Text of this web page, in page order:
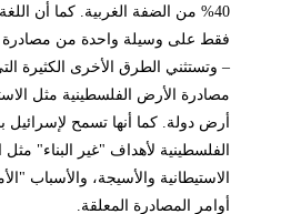
40% من الضفة الغربية. كما أن
فقط على وسيلة واحدة من مصادرة
– وتستثني الطرق الأخرى الكثيرة
مصادرة الأرض الفلسطينية مثل
أرض دولة. كما أنها تسمح لإسرائيل
الفلسطينية لأهداف "غير البناء" مثل
الاستيطانية والأسيجة، والأسباب
أوامر المصادرة المعلقة.